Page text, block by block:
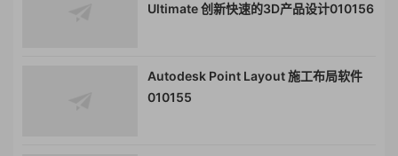
Ultimate 创新快速的3D产品设计010156
Autodesk Point Layout 施工布局软件
010155